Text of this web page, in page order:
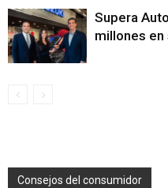
Supera
millones
Consejos del consumidor